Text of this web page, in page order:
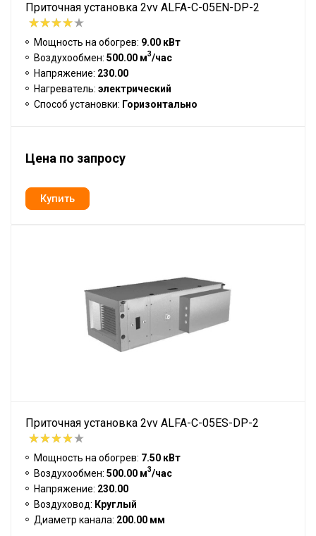
Приточная установка 2vv ALFA-C-05EN-DP-2
Мощность на обогрев: 9.00 кВт
Воздухообмен: 500.00 м3/час
Напряжение: 230.00
Нагреватель: электрический
Способ установки: Горизонтально
Цена по запросу
Приточная установка 2vv ALFA-C-05ES-DP-2
Мощность на обогрев: 7.50 кВт
Воздухообмен: 500.00 м3/час
Напряжение: 230.00
Воздуховод: Круглый
Диаметр канала: 200.00 мм